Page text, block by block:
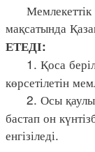
Мемлекеттік
мақсатында
ЕТЕДІ:
1. Қоса
көрсетілетін
2. Осы қаулы
бастап он
енгізіледі.